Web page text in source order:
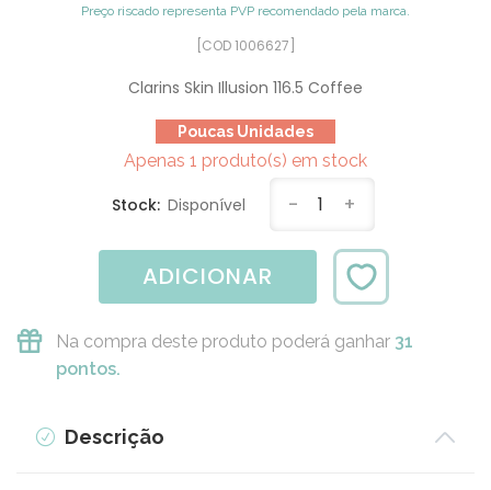
Preço riscado representa PVP recomendado pela marca.
[COD 1006627]
Clarins Skin Illusion 116.5 Coffee
Poucas Unidades
Apenas 1 produto(s) em stock
Stock: Disponível - 1 +
ADICIONAR
Na compra deste produto poderá ganhar 31
pontos.
Descrição